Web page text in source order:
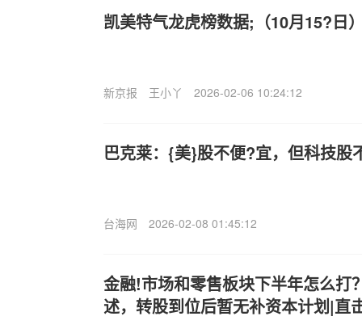
凯美特气龙虎榜数据;（10月15?日
新京报 王小丫 2026-02-06 10:24:12
巴克莱：{美}股不便?宜，但科技股
台海网 2026-02-08 01:45:12
金融!市场和零售板块下半年怎么打
述，转股到位后暂无补资本计划|直